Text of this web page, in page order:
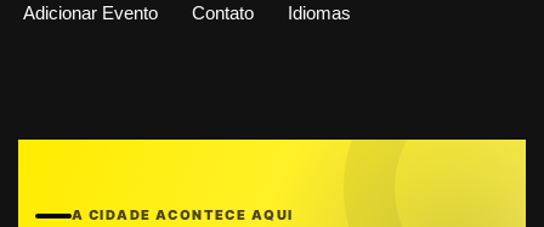
Adicionar Evento
Contato Idiomas
A CIDADE ACONTECE AQUI